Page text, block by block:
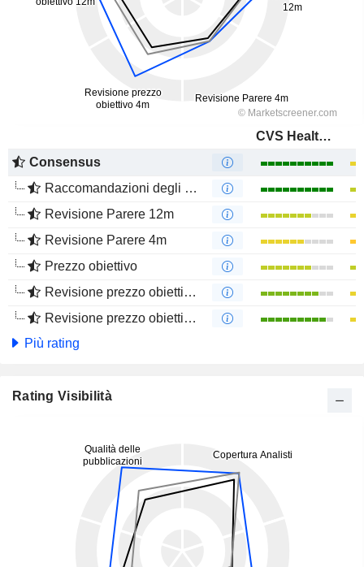
CVS Health Corporation
Consensus
Raccomandazioni degli analisti
Revisione Parere 12m
Revisione Parere 4m
Prezzo obiettivo
Revisione prezzo obiettivo 12m
Revisione prezzo obiettivo 4m
Più rating
Rating Visibilità